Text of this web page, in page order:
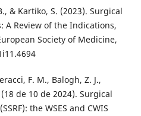
& Kartiko, S. (2023). Surgical
A Review of the Indications,
Society of Medicine,
F. M., Balogh, Z. J.,
de 10 de 2024). Surgical
the WSES and CWIS